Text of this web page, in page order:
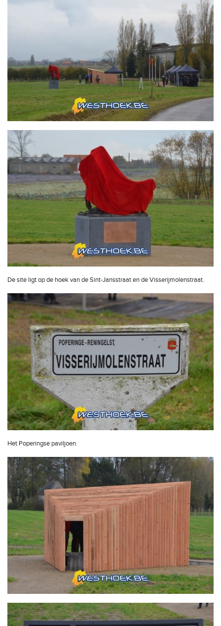
De site ligt op de hoek van de Sint-Jansstraat en de Visserijmolenstraat.
Het Poperingse paviljoen.